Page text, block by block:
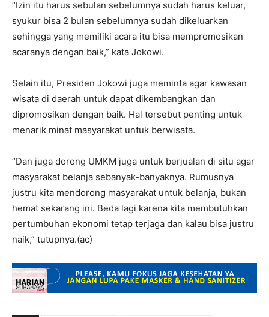
“Izin itu harus sebulan sebelumnya sudah harus keluar,
syukur bisa 2 bulan sebelumnya sudah dikeluarkan
sehingga yang memiliki acara itu bisa mempromosikan
acaranya dengan baik,” kata Jokowi.
Selain itu, Presiden Jokowi juga meminta agar kawasan
wisata di daerah untuk dapat dikembangkan dan
dipromosikan dengan baik. Hal tersebut penting untuk
menarik minat masyarakat untuk berwisata.
“Dan juga dorong UMKM juga untuk berjualan di situ agar
masyarakat belanja sebanyak-banyaknya. Rumusnya
justru kita mendorong masyarakat untuk belanja, bukan
hemat sekarang ini. Beda lagi karena kita membutuhkan
pertumbuhan ekonomi tetap terjaga dan kalau bisa justru
naik,” tutupnya.(ac)